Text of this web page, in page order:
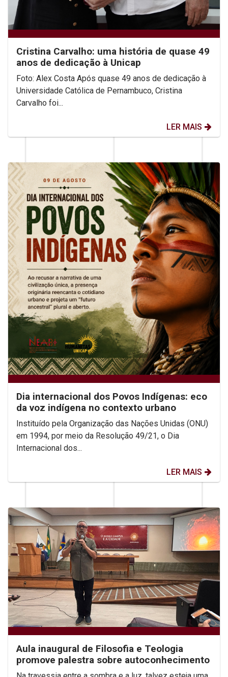
Cristina Carvalho: uma história de quase 49
anos de dedicação à Unicap
Foto: Alex Costa Após quase 49 anos de dedicação à
Universidade Católica de Pernambuco, Cristina
Carvalho foi...
LER MAIS
Dia internacional dos Povos Indígenas: eco
da voz indígena no contexto urbano
Instituído pela Organização das Nações Unidas (ONU)
em 1994, por meio da Resolução 49/21, o Dia
Internacional dos...
LER MAIS
Aula inaugural de Filosofia e Teologia
promove palestra sobre autoconhecimento